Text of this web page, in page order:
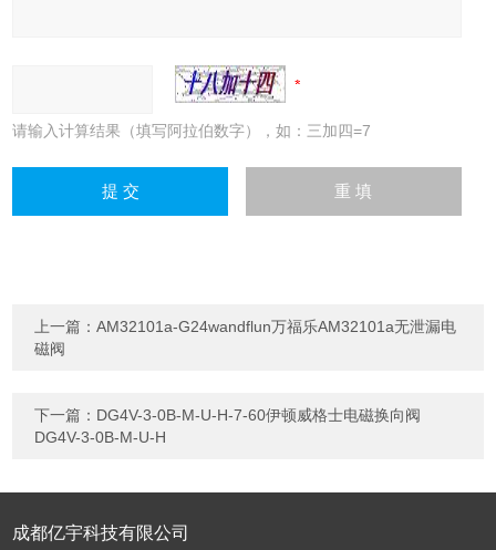
请输入计算结果（填写阿拉伯数字），如：三加四=7
上一篇：AM32101a-G24wandflun万福乐AM32101a无泄漏电
磁阀
下一篇： DG4V-3-0B-M-U-H-7-60伊顿威格士电磁换向阀
DG4V-3-0B-M-U-H
成都亿宇科技有限公司